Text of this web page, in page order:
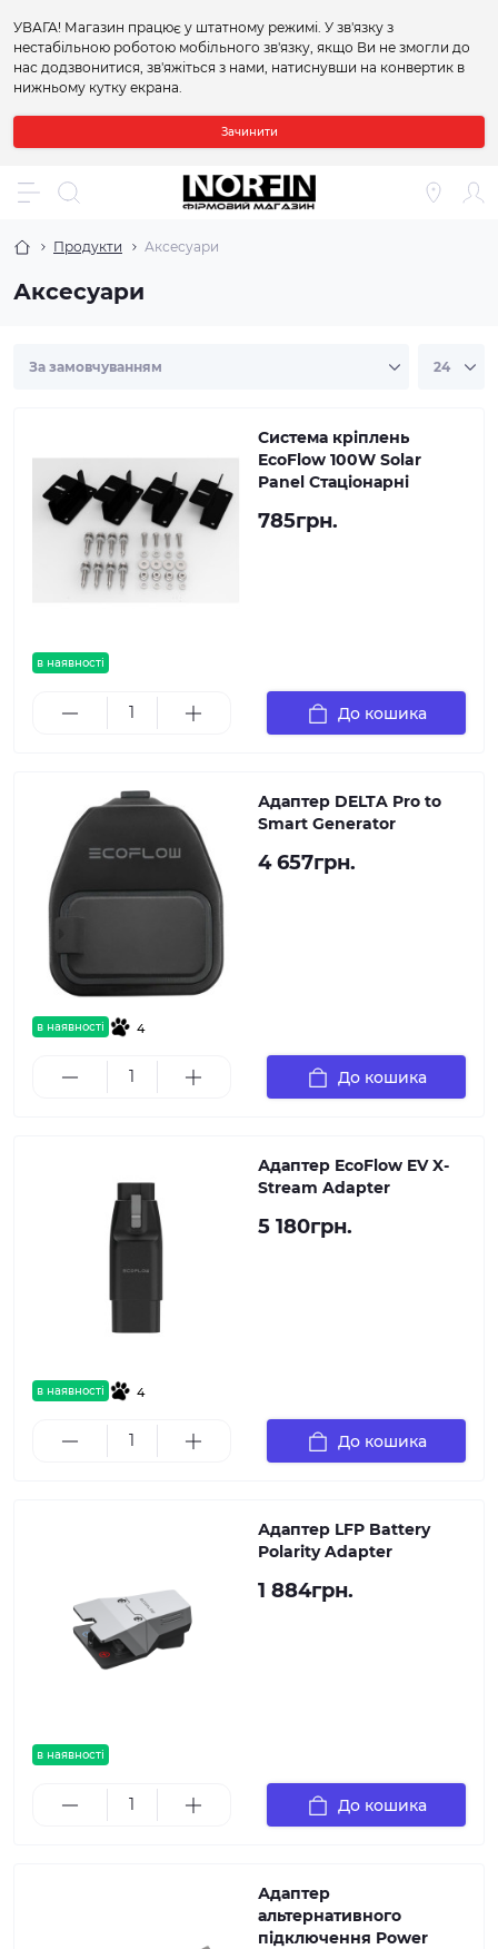
УВАГА! Магазин працює у штатному режимі. У зв'язку з
нестабільною роботою мобільного зв'язку, якщо Ви не змогли до
нас додзвонитися, зв'яжіться з нами, натиснувши на конвертик в
нижньому кутку екрана.
Зачинити
Продукти Аксесуари
Аксесуари
в наявності
Cистема кріплень
EcoFlow 100W Solar
Panel Стаціонарні
785грн.
До кошика
в наявності 4
Адаптер DELTA Pro to
Smart Generator
4 657грн.
До кошика
в наявності 4
Адаптер EcoFlow EV X-
Stream Adapter
5 180грн.
До кошика
в наявності
Адаптер LFP Battery
Polarity Adapter
1 884грн.
До кошика
Адаптер
альтернативного
підключення Power